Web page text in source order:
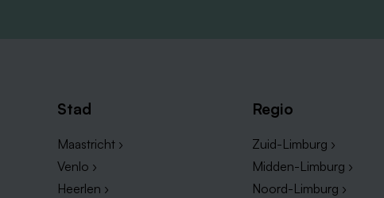
Stad
Maastricht ›
Venlo ›
Heerlen ›
Regio
Zuid-Limburg ›
Midden-Limburg ›
Noord-Limburg ›